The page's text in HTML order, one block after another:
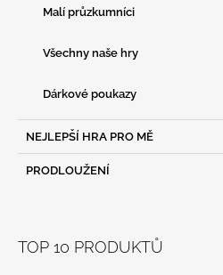
Malí průzkumníci
Všechny naše hry
Dárkové poukazy
NEJLEPŠÍ HRA PRO MĚ
PRODLOUŽENÍ
TOP 10 PRODUKTŮ